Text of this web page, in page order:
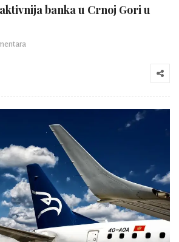
banka u Crnoj Gori u